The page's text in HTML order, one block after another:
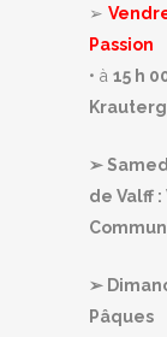
➢
Passion
• à 15 h
➢
de Valff
➢
Pâques